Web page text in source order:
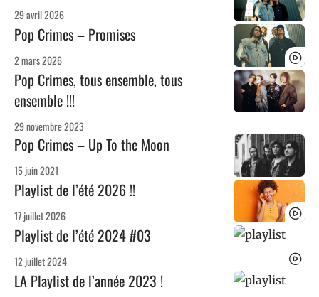
29 avril 2026
Pop Crimes – Promises
2 mars 2026
Pop Crimes, tous ensemble, tous
ensemble !!!
29 novembre 2023
Pop Crimes – Up To the Moon
15 juin 2021
Playlist de l’été 2026 !!
17 juillet 2026
Playlist de l’été 2024 #03
12 juillet 2024
LA Playlist de l’année 2023 !